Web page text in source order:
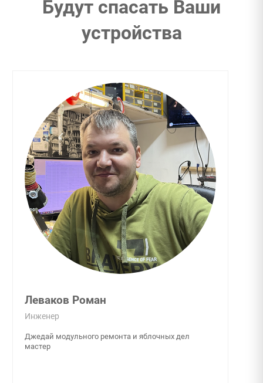
Будут спасать Ваши
устройства
Леваков Роман
Инженер
Джедай модульного ремонта и яблочных дел
мастер